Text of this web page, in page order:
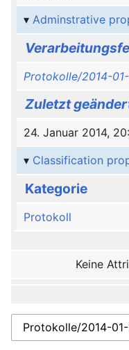
Adminstrative
Protokolle/2014-
Zuletzt
24. Januar 2014,
Classification
Kategorie
Protokoll
Keine